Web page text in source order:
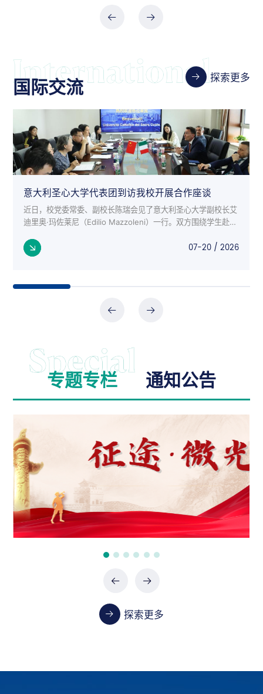
国际交流 探索更多
意大利圣心大学代表团到访我校开展合作座谈
近日，校党委常委、副校长陈瑞会见了意大利圣心大学副校长艾
迪里奥·玛佐莱尼（Edilio Mazzoleni）一行。双方围绕学生赴意
利来...
07-20 / 2026
专题专栏 通知公告
探索更多
政府采购项目（0747-2660SCCZD088）中标结
果公告
07-24 / 2026
政府采购项目（XHTC-HW-2026-0487）中标结
果公告
政府采购项目（XHTC-HW-2026-0485）中标结
首都医科大学2023-2024学年本科教学质量报告